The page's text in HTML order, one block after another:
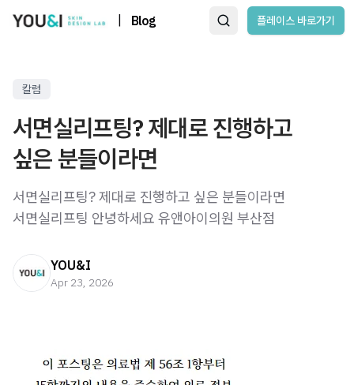
Blog 플레이스 바로가기
칼럼
서면실리프팅? 제대로 진행하고
싶은 분들이라면
서면실리프팅? 제대로 진행하고 싶은 분들이라면
서면실리프팅 안녕하세요 유앤아이의원 부산점
YOU&I
Apr 23, 2026